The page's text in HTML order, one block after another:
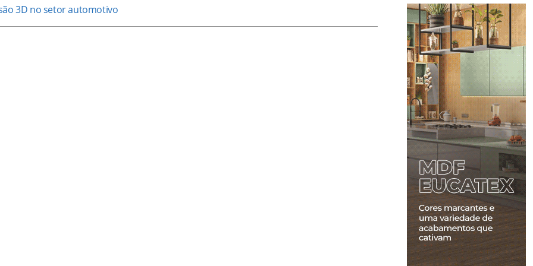
3D no setor automotivo